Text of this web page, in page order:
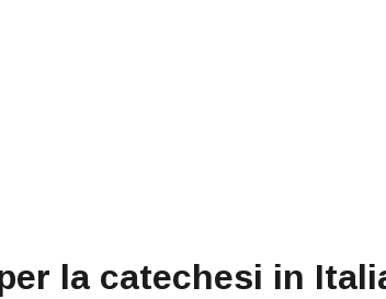
la catechesi in